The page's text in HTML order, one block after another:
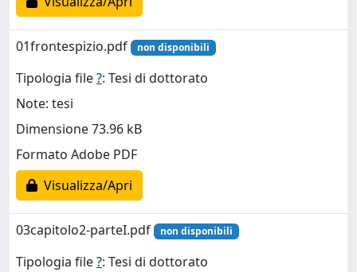
01frontespizio.pdf non disponibili
Tipologia file?: Tesi di dottorato
Note: tesi
Dimensione 73.96 kB
Formato Adobe PDF
Visualizza/Apri
03capitolo2-parteI.pdf non disponibili
Tipologia file?: Tesi di dottorato